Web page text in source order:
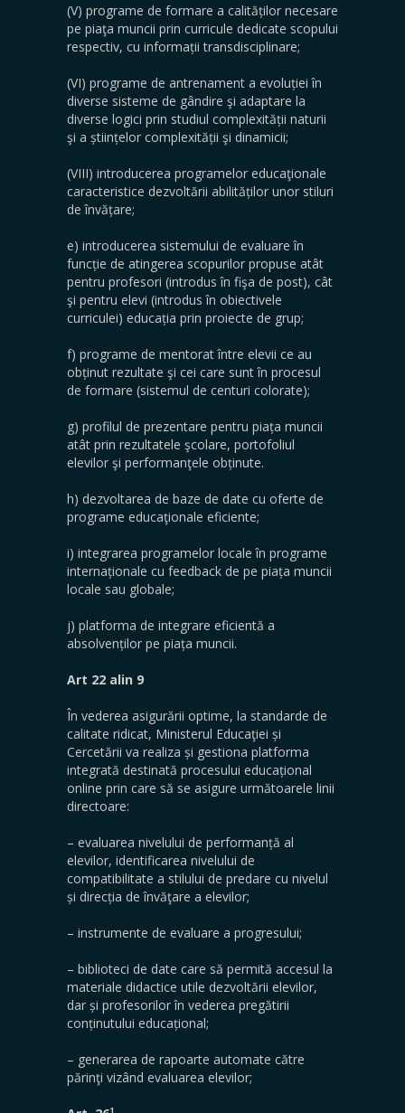
(V) programe de formare a calităților necesare
pe piaţa muncii prin curricule dedicate scopului
respectiv, cu informații transdisciplinare;
(VI) programe de antrenament a evoluției în
diverse sisteme de gândire şi adaptare la
diverse logici prin studiul complexității naturii
şi a științelor complexității şi dinamicii;
(VIII) introducerea programelor educaţionale
caracteristice dezvoltării abilităților unor stiluri
de învățare;
e) introducerea sistemului de evaluare în
funcție de atingerea scopurilor propuse atât
pentru profesori (introdus în fişa de post), cât
şi pentru elevi (introdus în obiectivele
curriculei) educația prin proiecte de grup;
f) programe de mentorat între elevii ce au
obținut rezultate şi cei care sunt în procesul
de formare (sistemul de centuri colorate);
g) profilul de prezentare pentru piața muncii
atât prin rezultatele şcolare, portofoliul
elevilor şi performanţele obținute.
h) dezvoltarea de baze de date cu oferte de
programe educaţionale eficiente;
i) integrarea programelor locale în programe
internaționale cu feedback de pe piața muncii
locale sau globale;
j) platforma de integrare eficientă a
absolvenților pe piața muncii.
Art 22 alin 9
În vederea asigurării optime, la standarde de
calitate ridicat, Ministerul Educaţiei și
Cercetării va realiza și gestiona platforma
integrată destinată procesului educațional
online prin care să se asigure următoarele linii
directoare:
– evaluarea nivelului de performanță al
elevilor, identificarea nivelului de
compatibilitate a stilului de predare cu nivelul
și direcția de învăţare a elevilor;
– instrumente de evaluare a progresului;
– biblioteci de date care să permită accesul la
materiale didactice utile dezvoltării elevilor,
dar și profesorilor în vederea pregătirii
conținutului educațional;
– generarea de rapoarte automate către
părinţi vizând evaluarea elevilor;
1